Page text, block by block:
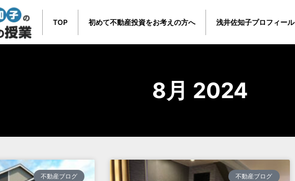
TOP 初めて不動産投資をお考えの方へ 浅井佐知子プロフィール
8月 2024
不動産ブログ 不動産ブログ